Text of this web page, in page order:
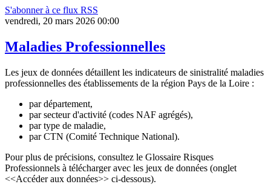
S'abonner à ce flux RSS
vendredi, 20 mars 2026 00:00
Maladies Professionnelles
Les jeux de données détaillent les indicateurs de sinistralité maladies
professionnelles des établissements de la région Pays de la Loire :
par département,
par secteur d'activité (codes NAF agrégés),
par type de maladie,
par CTN (Comité Technique National).
Pour plus de précisions, consultez le Glossaire Risques
Professionnels à télécharger avec les jeux de données (onglet
<<Accéder aux données>> ci-dessous).